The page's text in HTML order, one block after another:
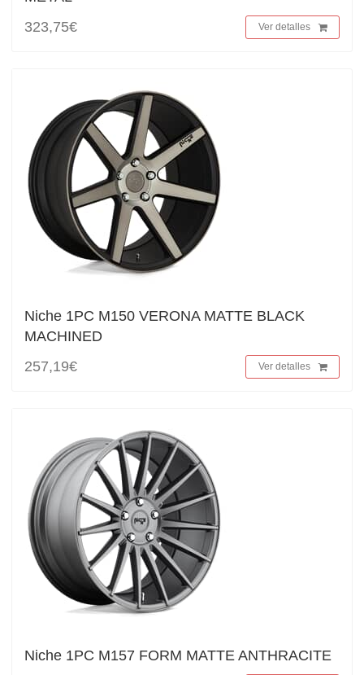
323,75€
Ver detalles
Niche 1PC M150 VERONA MATTE BLACK
MACHINED
257,19€
Ver detalles
Niche 1PC M157 FORM MATTE ANTHRACITE